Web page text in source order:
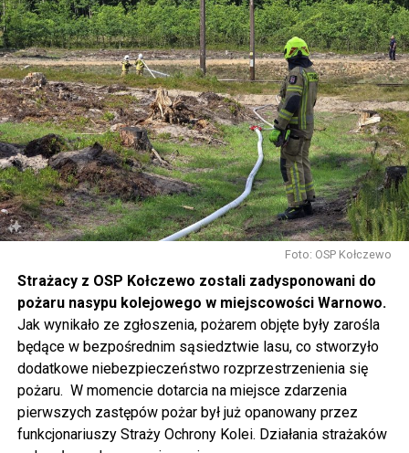
W piątek koncerty będą odbywały się już od rana, jednak
w sposób szczególny zachęcamy do udziału w
warsztatach, które rozpoczną się o 14.30 w namiotach
rozstawionych przed biblioteką. Będziecie mogli m.in.
pofilcować, nauczyć się makramowych splotów, napisać
dyktando, wziąć udział w warsztatach fotograficznych i
ekologicznych, namalować obraz, zrobić grafitti czy
stworzyć pachnącą sojową świeczkę.
Gwiazdą wieczoru będzie Magda Anioł, której koncert
W sobotę o godz. 15 wspólnie na nowo odkryjemy Wolin
odbywając podróż w czasie za sprawą Centrum Słowian i
Wikingów lub zwiedzając miasto z przewodnikiem (start
spod biblioteki). O godzinie 19.00 w kolegiacie
wysłuchamy organowego koncertu w wykonaniu
państwa Witkowskich.
Wyjątkowym wydarzeniem będzie koncert w wykonaniu
Foto: OSP Kołczewo
Strażacy z OSP Kołczewo zostali zadysponowani do
pożaru nasypu kolejowego w miejscowości Warnowo.
Jak wynikało ze zgłoszenia, pożarem objęte były zarośla
będące w bezpośrednim sąsiedztwie lasu, co stworzyło
dodatkowe niebezpieczeństwo rozprzestrzenienia się
pożaru. W momencie dotarcia na miejsce zdarzenia
pierwszych zastępów pożar był już opanowany przez
funkcjonariuszy Straży Ochrony Kolei. Działania strażaków